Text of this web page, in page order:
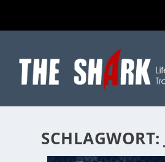
SCHLAGWORT: